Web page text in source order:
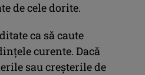
de cele dorite.
ca să caute
curente. Dacă
sau creşterile de